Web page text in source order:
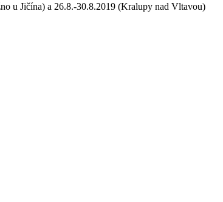
u Jičína) a 26.8.-30.8.2019 (Kralupy nad Vltavou)